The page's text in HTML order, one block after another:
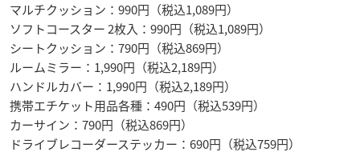
マルチクッション：990円（税込1,089円）
ソフトコースター 2枚入：990円（税込1,089円）
シートクッション：790円（税込869円）
ルームミラー：1,990円（税込2,189円）
ハンドルカバー：1,990円（税込2,189円）
携帯エチケット用品各種：490円（税込539円）
カーサイン：790円（税込869円）
ドライブレコーダーステッカー：690円（税込759円）